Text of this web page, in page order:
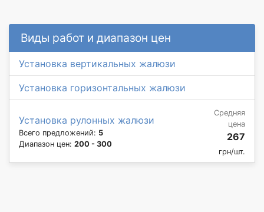
Виды работ и диапазон цен
Установка вертикальных жалюзи
Установка горизонтальных жалюзи
Установка рулонных жалюзи
Всего предложений: 5
Диапазон цен: 200 - 300
Средняя
цена
267
грн/шт.